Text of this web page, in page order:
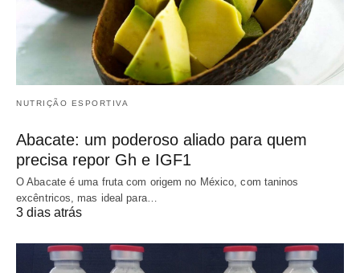
NUTRIÇÃO ESPORTIVA
Abacate: um poderoso aliado para quem
precisa repor Gh e IGF1
O Abacate é uma fruta com origem no México, com taninos
excêntricos, mas ideal para…
3 dias atrás